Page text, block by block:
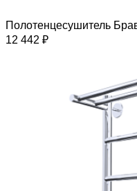
Полотенцесушитель
12 442 ₽